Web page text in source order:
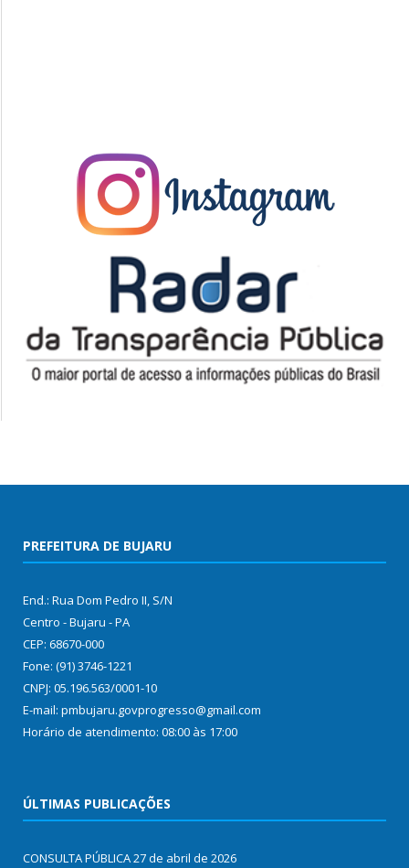
PREFEITURA DE BUJARU
End.: Rua Dom Pedro II, S/N
Centro - Bujaru - PA
CEP: 68670-000
Fone: (91) 3746-1221
CNPJ: 05.196.563/0001-10
E-mail: pmbujaru.govprogresso@gmail.com
Horário de atendimento: 08:00 às 17:00
ÚLTIMAS PUBLICAÇÕES
CONSULTA PÚBLICA27 de abril de 2026